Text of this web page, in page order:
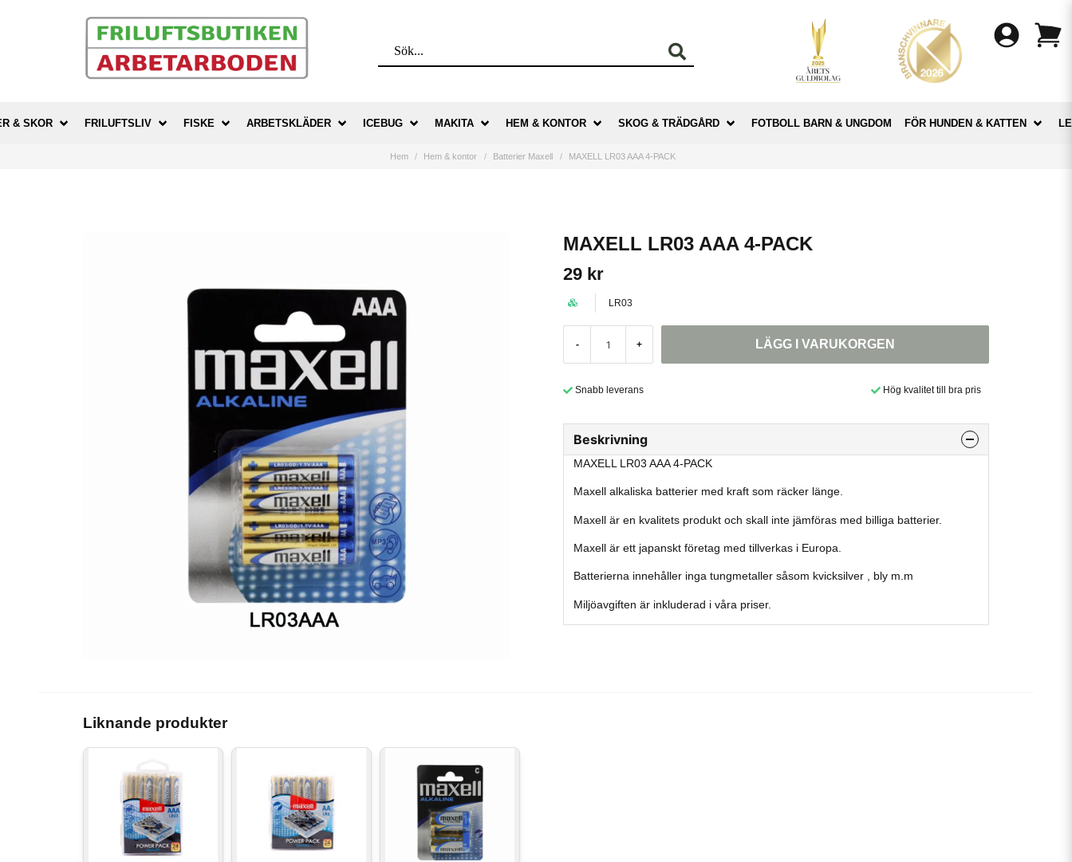
& SKOR FRILUFTSLIV FISKE ARBETSKLÄDER ICEBUG MAKITA HEM & KONTOR SKOG & TRÄDGÅRD FOTBOLL BARN & UNGDOM FÖR HUNDEN & KATTEN
Hem Hem & kontor Batterier Maxell MAXELL LR03 AAA 4-PACK
MAXELL LR03 AAA 4-PACK
29 kr
LR03
- + LÄGG I VARUKORGEN
Snabb leverans Hög kvalitet till bra pris
Beskrivning
MAXELL LR03 AAA 4-PACK
Maxell alkaliska batterier med kraft som räcker länge.
Maxell är en kvalitets produkt och skall inte jämföras med billiga batterier.
Maxell är ett japanskt företag med tillverkas i Europa.
Batterierna innehåller inga tungmetaller såsom kvicksilver , bly m.m
Miljöavgiften är inkluderad i våra priser.
Liknande produkter